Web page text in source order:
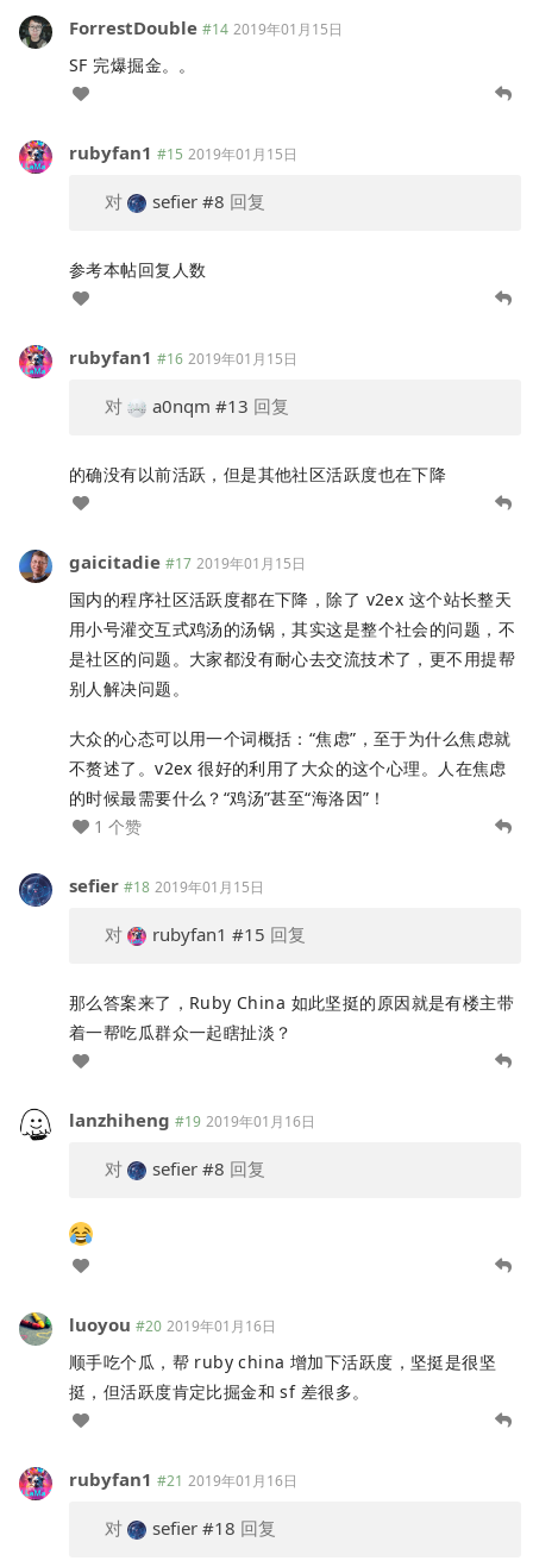
ForrestDouble #14 2019年01月15日
SF 完爆掘金。。
rubyfan1 #15 2019年01月15日
对 sefier #8 回复
参考本帖回复人数
rubyfan1 #16 2019年01月15日
对 a0nqm #13 回复
的确没有以前活跃，但是其他社区活跃度也在下降
gaicitadie #17 2019年01月15日
国内的程序社区活跃度都在下降，除了 v2ex 这个站长整天
用小号灌交互式鸡汤的汤锅，其实这是整个社会的问题，不
是社区的问题。大家都没有耐心去交流技术了，更不用提帮
别人解决问题。
大众的心态可以用一个词概括：“焦虑”，至于为什么焦虑就
不赘述了。v2ex 很好的利用了大众的这个心理。人在焦虑
的时候最需要什么？“鸡汤”甚至“海洛因”！
1 个赞
sefier #18 2019年01月15日
对 rubyfan1 #15 回复
那么答案来了，Ruby China 如此坚挺的原因就是有楼主带
着一帮吃瓜群众一起瞎扯淡？
lanzhiheng #19 2019年01月16日
对 sefier #8 回复
luoyou #20 2019年01月16日
顺手吃个瓜，帮 ruby china 增加下活跃度，坚挺是很坚
挺，但活跃度肯定比掘金和 sf 差很多。
rubyfan1 #21 2019年01月16日
对 sefier #18 回复